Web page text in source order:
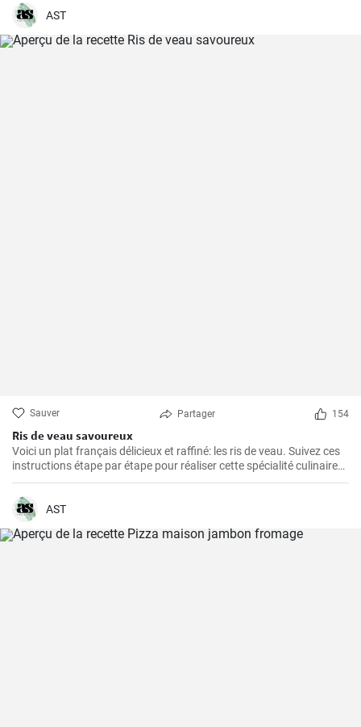
AST
Sauver Partager 154
Ris de veau savoureux
Voici un plat français délicieux et raffiné: les ris de veau. Suivez ces
instructions étape par étape pour réaliser cette spécialité culinaire
française appréciée pour leur texture délicate et leur goût savoureux
AST